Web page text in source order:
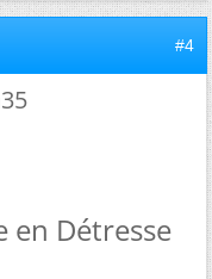
#4
en Détresse